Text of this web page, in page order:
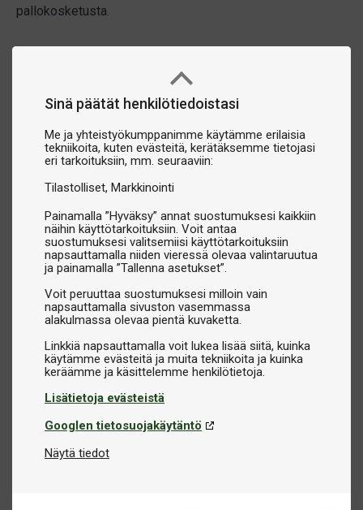
Sinä päätät henkilötiedoistasi
Me ja yhteistyökumppanimme käytämme erilaisia
tekniikoita, kuten evästeitä, kerätäksemme tietojasi
eri tarkoituksiin, mm. seuraaviin:
Tilastolliset Markkinointi
Painamalla ”Hyväksy” annat suostumuksesi kaikkiin
näihin käyttötarkoituksiin. Voit antaa
suostumuksesi valitsemiisi käyttötarkoituksiin
napsauttamalla niiden vieressä olevaa valintaruutua
ja painamalla ”Tallenna asetukset”.
Voit peruuttaa suostumuksesi milloin vain
napsauttamalla sivuston vasemmassa
alakulmassa olevaa pientä kuvaketta.
Linkkiä napsauttamalla voit lukea lisää siitä, kuinka
käytämme evästeitä ja muita tekniikoita ja kuinka
Lisätietoja evästeistä
Googlen tietosuojakäytäntö
Näytä tiedot
pallokosketusta.